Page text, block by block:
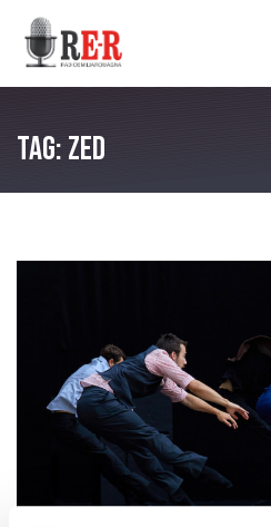
Salta al contenuto principale
Tag: Zed